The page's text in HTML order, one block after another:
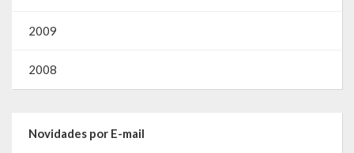
2009
2008
Novidades por E-mail